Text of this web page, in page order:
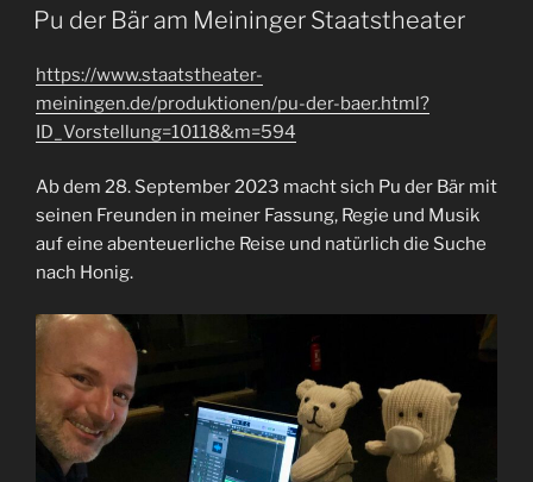
AM
Pu der Bär am Meininger Staatstheater
https://www.staatstheater-
meiningen.de/produktionen/pu-der-baer.html?
ID_Vorstellung=10118&m=594
Ab dem 28. September 2023 macht sich Pu der Bär mit
seinen Freunden in meiner Fassung, Regie und Musik
auf eine abenteuerliche Reise und natürlich die Suche
nach Honig.